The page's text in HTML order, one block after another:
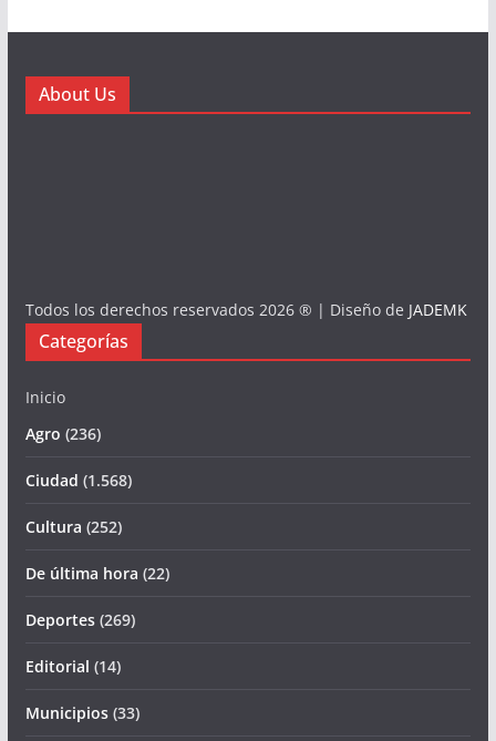
About Us
Todos los derechos reservados 2026 ® | Diseño de JADEMK
Categorías
Inicio
Agro (236)
Ciudad (1.568)
Cultura (252)
De última hora (22)
Deportes(269)
Editorial (14)
Municipios(33)